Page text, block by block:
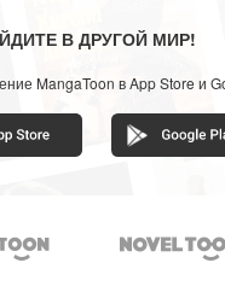
В ДРУГОЙ МИР!
MangaToon в App Store и